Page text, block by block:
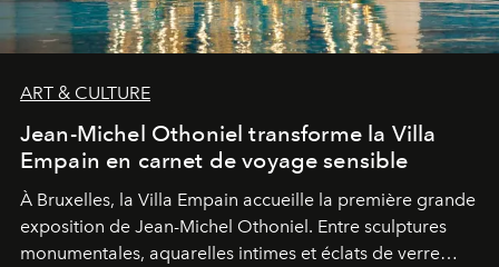
ART & CULTURE
Jean-Michel Othoniel transforme la Villa
Empain en carnet de voyage sensible
À Bruxelles, la Villa Empain accueille la première grande
exposition de Jean-Michel Othoniel. Entre sculptures
monumentales, aquarelles intimes et éclats de verre